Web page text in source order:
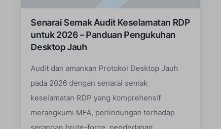
Senarai Semak Audit Keselamatan RDP
untuk 2026 – Panduan Pengukuhan
Desktop Jauh
Audit dan amankan Protokol Desktop Jauh
pada 2026 dengan senarai semak
keselamatan RDP yang komprehensif
merangkumi MFA, perlindungan terhadap
serangan brute-force, pendedahan